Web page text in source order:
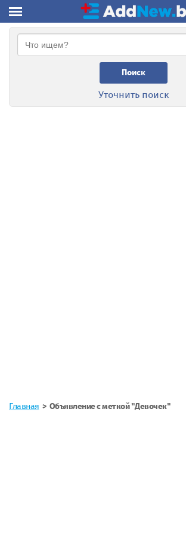
Поиск
Уточнить поиск
Главная Объявление с меткой "Девочек"